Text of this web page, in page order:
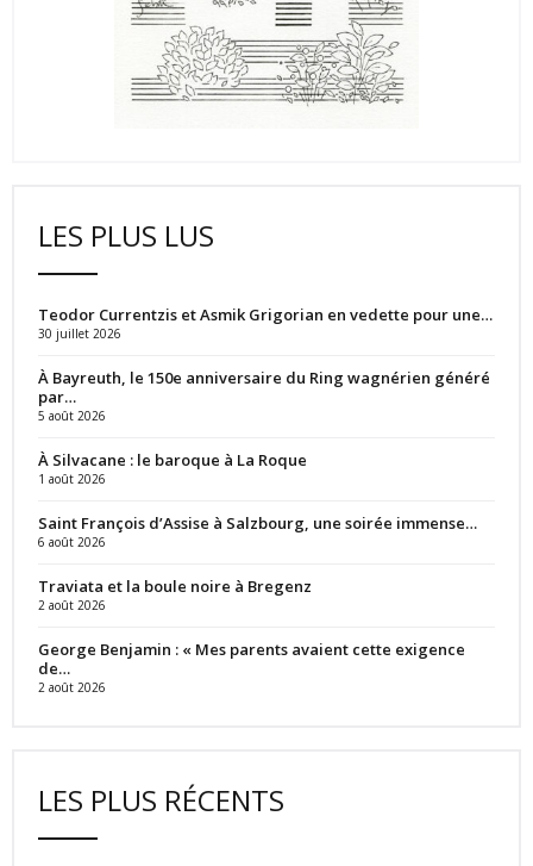
LES PLUS LUS
Teodor Currentzis et Asmik Grigorian en vedette pour une…
30 juillet 2026
À Bayreuth, le 150e anniversaire du Ring wagnérien généré
par…
5 août 2026
À Silvacane : le baroque à La Roque
1 août 2026
Saint François d’Assise à Salzbourg, une soirée immense…
6 août 2026
Traviata et la boule noire à Bregenz
2 août 2026
George Benjamin : « Mes parents avaient cette exigence
de…
2 août 2026
LES PLUS RÉCENTS